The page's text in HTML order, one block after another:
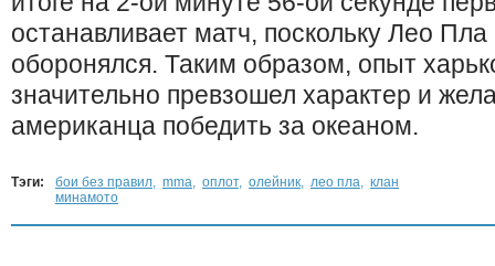
останавливает матч, поскольку Лео Пла
оборонялся. Таким образом, опыт
значительно превзошел характер и
американца победить за океаном.
Тэги: бои без правил, mma, оплот, олейник, лео пла, клан
минамото